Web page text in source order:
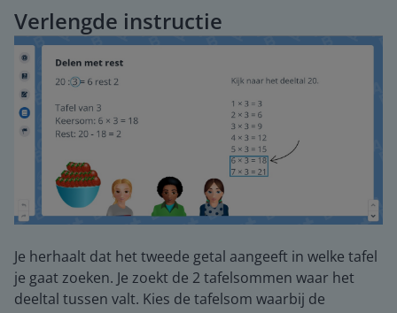
Verlengde instructie
Je herhaalt dat het tweede getal aangeeft in welke tafel
je gaat zoeken. Je zoekt de 2 tafelsommen waar het
deeltal tussen valt. Kies de tafelsom waarbij de